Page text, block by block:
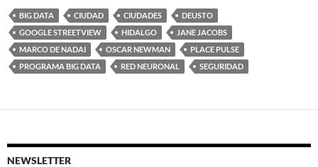
BIG DATA CIUDAD CIUDADES
DEUSTO
GOOGLE STREETVIEW
HIDALGO
JANE JACOBS
MARCO DE NADAI
OSCAR NEWMAN
PLACE PULSE
PROGRAMA BIG DATA
RED NEURONAL SEGURIDAD
NEWSLETTER